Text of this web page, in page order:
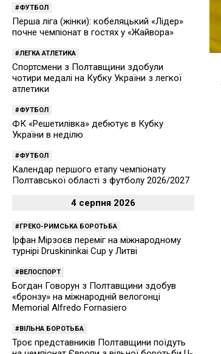
ФУТБОЛ
Перша ліга (жінки): кобеляцький «Лідер»
почне чемпіонат в гостях у «Жайвора»
ЛЕГКА АТЛЕТИКА
Спортсмени з Полтавщини здобули
чотири медалі на Кубку України з легкої
атлетики
ФУТБОЛ
ФК «Решетилівка» дебютує в Кубку
України в неділю
ФУТБОЛ
Календар першого етапу чемпіонату
Полтавської області з футболу 2026/2027
4 серпня 2026
ГРЕКО-РИМСЬКА БОРОТЬБА
Ірфан Мірзоєв переміг на міжнародному
турнірі Druskininkai Cup у Литві
ВЕЛОСПОРТ
Богдан Говорун з Полтавщини здобув
«бронзу» на міжнародній велогонці
Memorial Alfredo Fornasiero
ВІЛЬНА БОРОТЬБА
Троє представників Полтавщини поїдуть